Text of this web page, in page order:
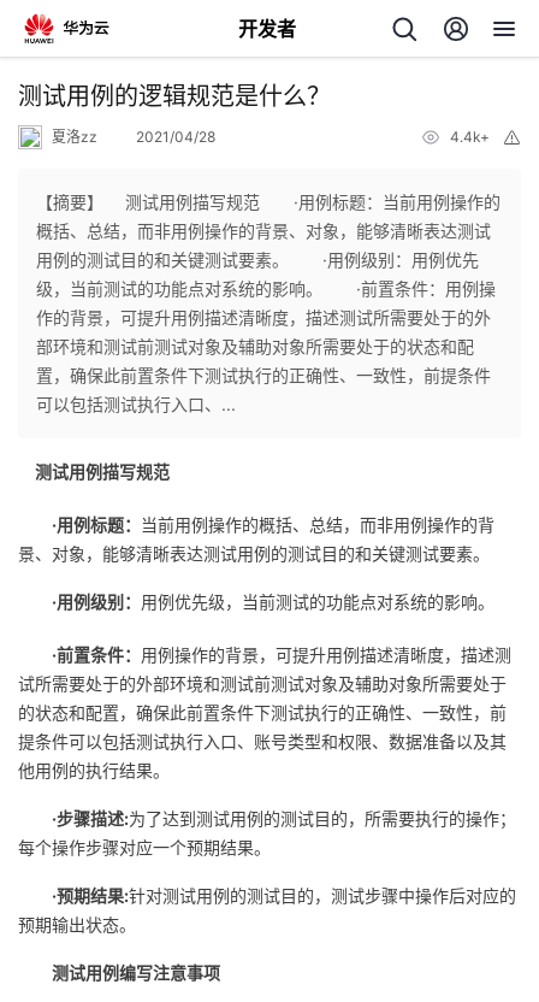
开发者
返
个
人
主
页
我
的
开
的
博
客
我
的
论
我
的
子
我
直
播
的
活
我
的
测试用例的逻辑规范是什么？
夏洛zz 2021/04/28 4.4k+
【摘要】 测试用例描写规范 ·用例标题：当前用例操作的
概括、总结，而非用例操作的背景、对象，能够清晰表达测试
用例的测试目的和关键测试要素。 ·用例级别：用例优先
级，当前测试的功能点对系统的影响。 ·前置条件：用例操
作的背景，可提升用例描述清晰度，描述测试所需要处于的外
部环境和测试前测试对象及辅助对象所需要处于的状态和配
置，确保此前置条件下测试执行的正确性、一致性，前提条件
可以包括测试执行入口、...
测试用例描写规范
·用例标题：
当前用例操作的概括、总结，而非用例操作的背
景、对象，能够清晰表达测试用例的测试目的和关键测试要素。
·用例级别： 用例优先级，当前测试的功能点对系统的影响。
·前置条件： 用例操作的背景，可提升用例描述清晰度，描述测
试所需要处于的外部环境和测试前测试对象及辅助对象所需要处于
的状态和配置，确保此前置条件下测试执行的正确性、一致性，前
提条件可以包括测试执行入口、账号类型和权限、数据准备以及其
他用例的执行结果。
·步骤描述:为了达到测试用例的测试目的，所需要执行的操作；
每个操作步骤对应一个预期结果。
·预期结果:针对测试用例的测试目的，测试步骤中操作后对应的
预期输出状态。
测试用例编写注意事项